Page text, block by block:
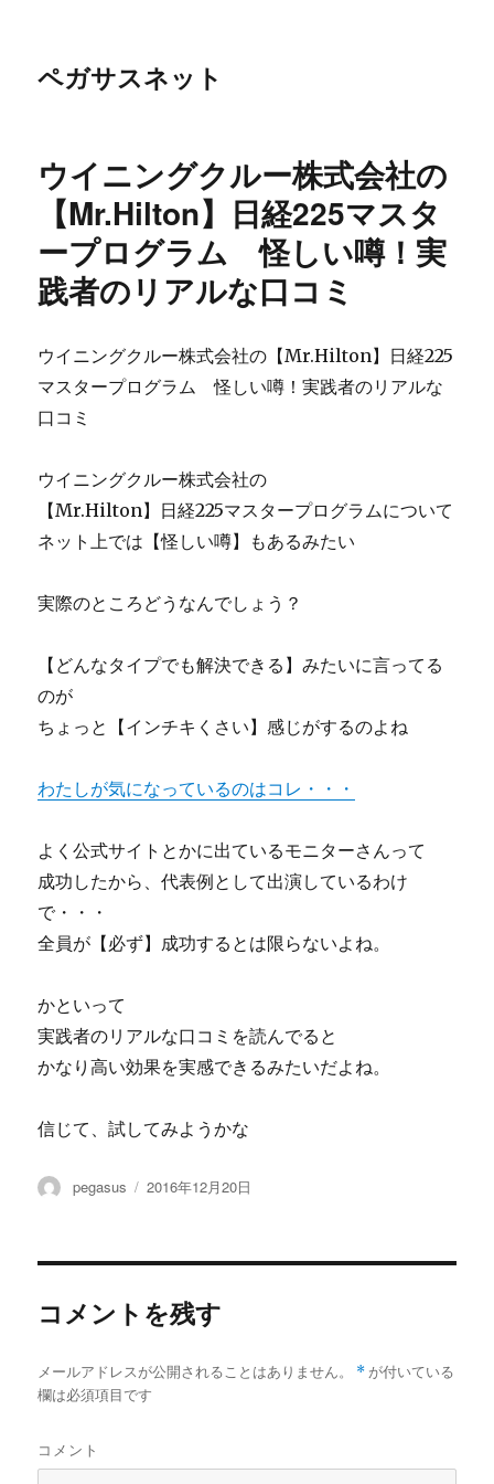
ペガサスネット
ウイニングクルー株式会社の
【Mr.Hilton】日経225マスタ
ープログラム 怪しい噂！実
践者のリアルな口コミ
ウイニングクルー株式会社の【Mr.Hilton】日経225
マスタープログラム 怪しい噂！実践者のリアルな
口コミ
ウイニングクルー株式会社の
【Mr.Hilton】日経225マスタープログラムについて
ネット上では【怪しい噂】もあるみたい
実際のところどうなんでしょう？
【どんなタイプでも解決できる】みたいに言ってる
のが
ちょっと【インチキくさい】感じがするのよね
わたしが気になっているのはコレ・・・
よく公式サイトとかに出ているモニターさんって
成功したから、代表例として出演しているわけ
で・・・
全員が【必ず】成功するとは限らないよね。
かといって
実践者のリアルな口コミを読んでると
かなり高い効果を実感できるみたいだよね。
信じて、試してみようかな
投
pegasus
投
2016年12月20日
コメントを残す
メールアドレスが公開されることはありません。 * が付いている
欄は必須項目です
コメント